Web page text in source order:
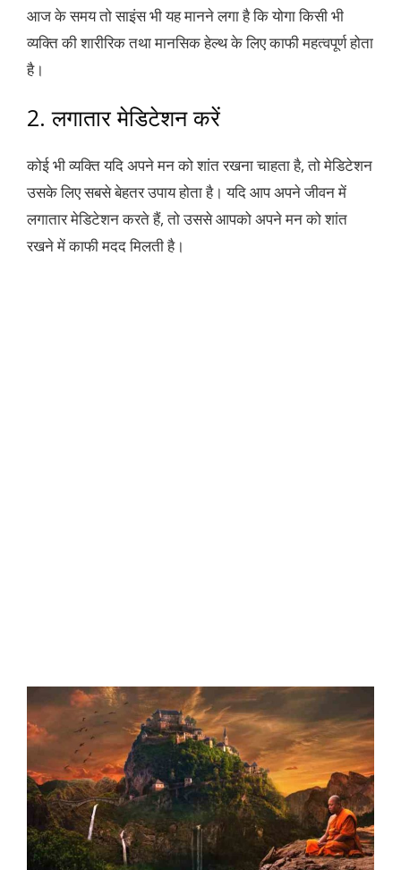
आज के समय तो साइंस भी यह मानने लगा है कि योगा किसी भी
व्यक्ति की शारीरिक तथा मानसिक हेल्थ के लिए काफी महत्वपूर्ण होता
है।
2. लगातार मेडिटेशन करें
कोई भी व्यक्ति यदि अपने मन को शांत रखना चाहता है, तो मेडिटेशन
उसके लिए सबसे बेहतर उपाय होता है। यदि आप अपने जीवन में
लगातार मेडिटेशन करते हैं, तो उससे आपको अपने मन को शांत
रखने में काफी मदद मिलती है।